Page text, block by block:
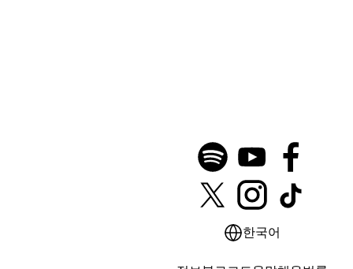
한국어